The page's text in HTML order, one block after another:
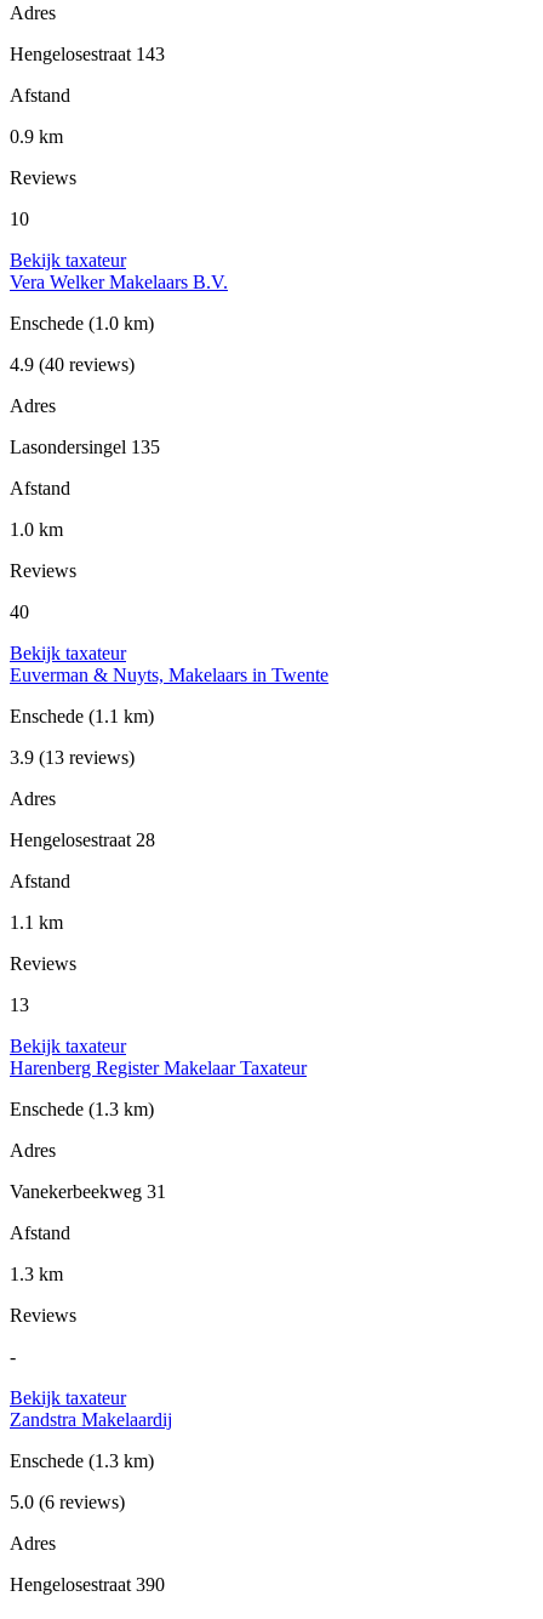
Adres
Hengelosestraat 143
Afstand
0.9 km
Reviews
10
Bekijk taxateur
Vera Welker Makelaars B.V.
Enschede (1.0 km)
4.9 (40 reviews)
Adres
Lasondersingel 135
Afstand
1.0 km
Reviews
40
Bekijk taxateur
Euverman & Nuyts, Makelaars in Twente
Enschede (1.1 km)
3.9 (13 reviews)
Adres
Hengelosestraat 28
Afstand
1.1 km
Reviews
13
Bekijk taxateur
Harenberg Register Makelaar Taxateur
Enschede (1.3 km)
Adres
Vanekerbeekweg 31
Afstand
1.3 km
Reviews
-
Bekijk taxateur
Zandstra Makelaardij
Enschede (1.3 km)
5.0 (6 reviews)
Adres
Hengelosestraat 390